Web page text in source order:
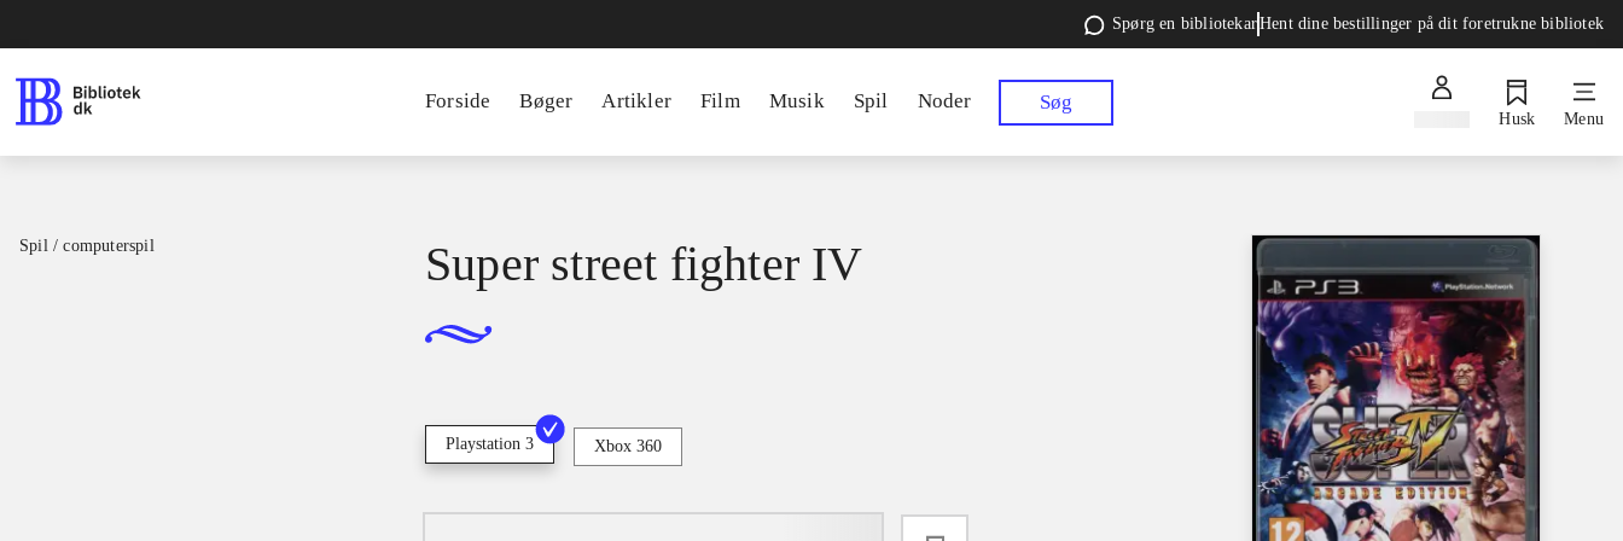
Spørg en bibliotekarHent dine bestillinger på dit foretrukne bibliotek
Forside Bøger Artikler Film Musik Spil Noder Søg
Husk Menu
Spil / computerspil Super street fighter IV
Playstation 3 Xbox 360